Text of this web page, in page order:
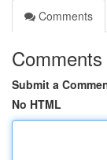
Comments
Comments
Submit a
No HTML